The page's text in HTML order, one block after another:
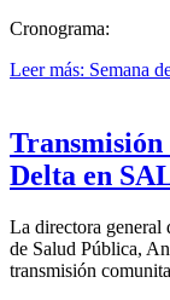
Cronograma:
Leer más: Semana
Delta en
La directora
de Salud Pública,
transmisión